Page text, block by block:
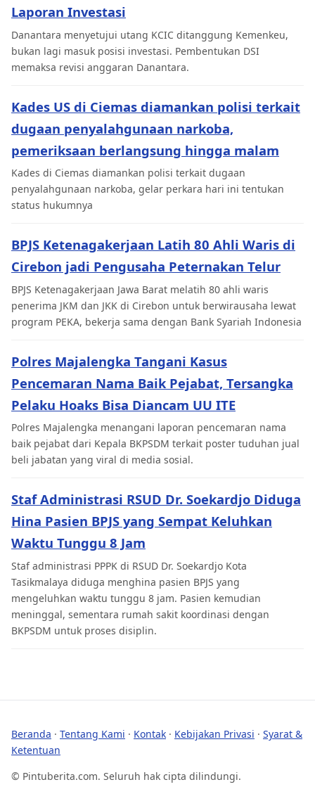
Laporan Investasi
Danantara menyetujui utang KCIC ditanggung Kemenkeu,
bukan lagi masuk posisi investasi. Pembentukan DSI
memaksa revisi anggaran Danantara.
Kades US di Ciemas diamankan polisi terkait
dugaan penyalahgunaan narkoba,
pemeriksaan berlangsung hingga malam
Kades di Ciemas diamankan polisi terkait dugaan
penyalahgunaan narkoba, gelar perkara hari ini tentukan
status hukumnya
BPJS Ketenagakerjaan Latih 80 Ahli Waris di
Cirebon jadi Pengusaha Peternakan Telur
BPJS Ketenagakerjaan Jawa Barat melatih 80 ahli waris
penerima JKM dan JKK di Cirebon untuk berwirausaha lewat
program PEKA, bekerja sama dengan Bank Syariah Indonesia
Polres Majalengka Tangani Kasus
Pencemaran Nama Baik Pejabat, Tersangka
Pelaku Hoaks Bisa Diancam UU ITE
Polres Majalengka menangani laporan pencemaran nama
baik pejabat dari Kepala BKPSDM terkait poster tuduhan jual
beli jabatan yang viral di media sosial.
Staf Administrasi RSUD Dr. Soekardjo Diduga
Hina Pasien BPJS yang Sempat Keluhkan
Waktu Tunggu 8 Jam
Staf administrasi PPPK di RSUD Dr. Soekardjo Kota
Tasikmalaya diduga menghina pasien BPJS yang
mengeluhkan waktu tunggu 8 jam. Pasien kemudian
meninggal, sementara rumah sakit koordinasi dengan
BKPSDM untuk proses disiplin.
Beranda · Tentang Kami · Kontak · Kebijakan Privasi · Syarat &
Ketentuan
© Pintuberita.com. Seluruh hak cipta dilindungi.